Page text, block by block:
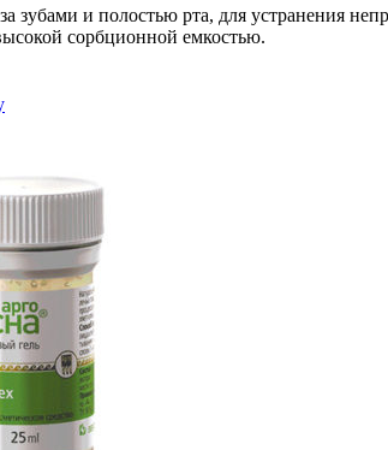
зубами и полостью рта, для устранения
сорбционной емкостью.